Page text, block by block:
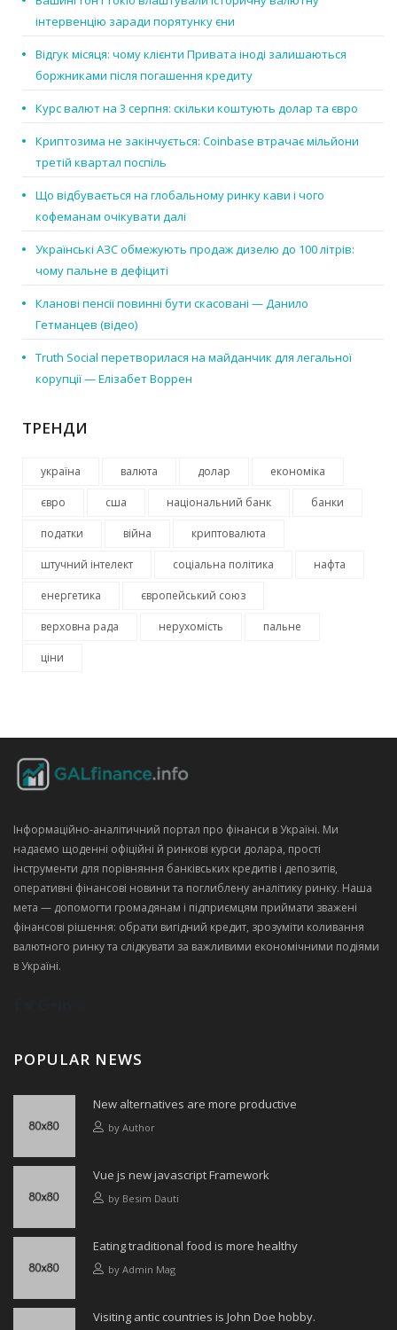
інтервенцію заради порятунку єни
Відгук місяця: чому клієнти Привата іноді залишаються
боржниками після погашення кредиту
Курс валют на 3 серпня: скільки коштують долар та євро
Криптозима не закінчується: Coinbase втрачає мільйони
третій квартал поспіль
Що відбувається на глобальному ринку кави і чого
кофеманам очікувати далі
Українські АЗС обмежують продаж дизелю до 100 літрів:
чому пальне в дефіциті
Кланові пенсії повинні бути скасовані — Данило
Гетманцев (відео)
Truth Social перетворилася на майданчик для легальної
корупції — Елізабет Воррен
ТРЕНДИ
україна валюта долар економіка
євро сша національний банк банки
податки війна криптовалюта
штучний інтелект соціальна політика нафта
енергетика європейський союз
верховна рада нерухомість пальне
ціни
Інформаційно‑аналітичний портал про фінанси в Україні. Ми
надаємо щоденні офіційні й ринкові курси долара, прості
інструменти для порівняння банківських кредитів і депозитів,
оперативні фінансові новини та поглиблену аналітику ринку. Наша
мета — допомогти громадянам і підприємцям приймати зважені
фінансові рішення: обрати вигідний кредит, зрозуміти коливання
валютного ринку та слідкувати за важливими економічними подіями
в Україні.
POPULAR NEWS
New alternatives are more productive
by Author
Vue js new javascript Framework
by Besim Dauti
Eating traditional food is more healthy
by Admin Mag
Visiting antic countries is John Doe hobby.